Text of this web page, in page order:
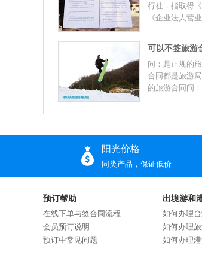
行社，指取得
《企业法人营
可以不签旅游
问：是正规的
合同都是旅游
的旅游合同问
阳光价格
同类产品，保证低价
预订帮助
在线下单与签合同流程
会员预订说明
预订中常见问题
出境游和
如何办理
如何办理
如何办理